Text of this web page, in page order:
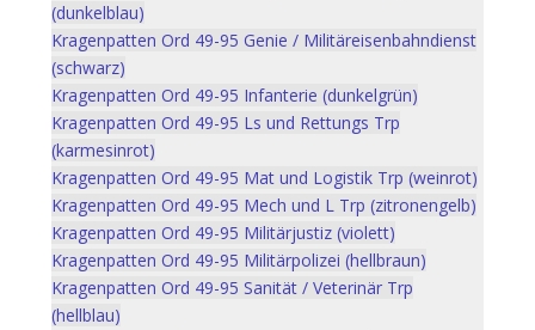
(dunkelblau)
Kragenpatten Ord 49-95 Genie / Militäreisenbahndienst
(schwarz)
Kragenpatten Ord 49-95 Infanterie (dunkelgrün)
Kragenpatten Ord 49-95 Ls und Rettungs Trp
(karmesinrot)
Kragenpatten Ord 49-95 Mat und Logistik Trp (weinrot)
Kragenpatten Ord 49-95 Mech und L Trp (zitronengelb)
Kragenpatten Ord 49-95 Militärjustiz (violett)
Kragenpatten Ord 49-95 Militärpolizei (hellbraun)
Kragenpatten Ord 49-95 Sanität / Veterinär Trp
(hellblau)